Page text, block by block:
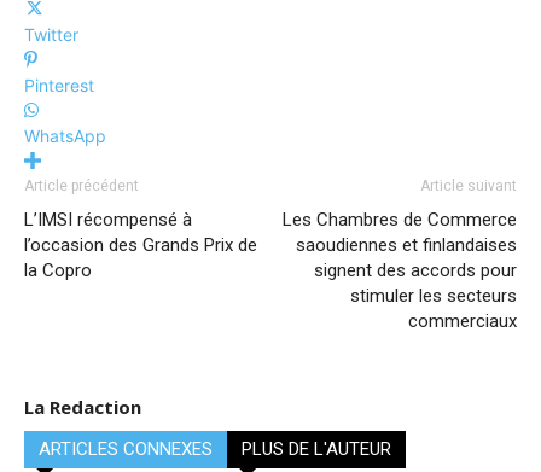
Twitter
Pinterest
WhatsApp
Article précédent
L’IMSI récompensé à
l’occasion des Grands Prix de
la Copro
Article suivant
Les Chambres de Commerce
saoudiennes et finlandaises
signent des accords pour
stimuler les secteurs
commerciaux
La Redaction
ARTICLES CONNEXES PLUS DE L'AUTEUR